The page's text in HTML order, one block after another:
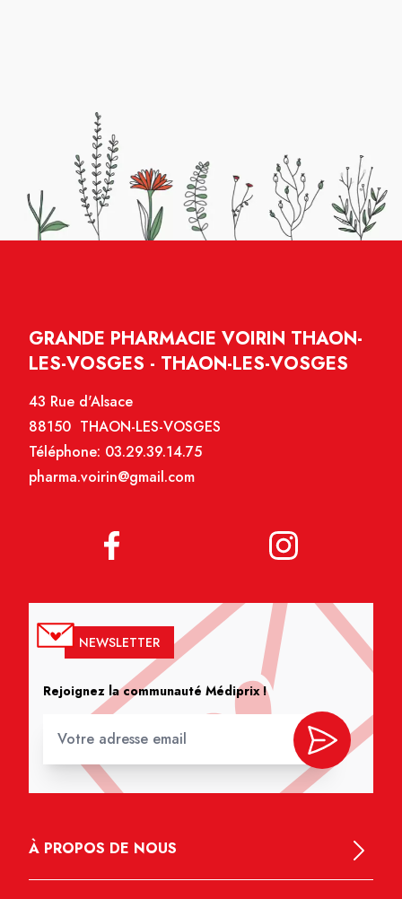
GRANDE PHARMACIE VOIRIN THAON-
LES-VOSGES - THAON-LES-VOSGES
43 Rue d'Alsace
88150 THAON-LES-VOSGES
Téléphone: 03.29.39.14.75
pharma.voirin@gmail.com
NEWSLETTER
Rejoignez la communauté Médiprix !
À PROPOS DE NOUS